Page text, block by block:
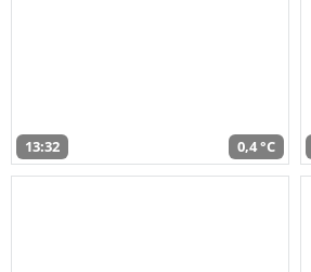
13:32 0,4 °C